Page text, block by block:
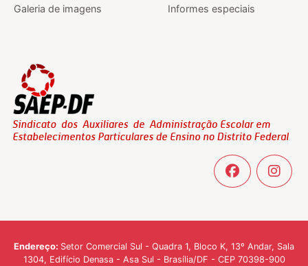
Galeria de imagens
Informes especiais
Endereço: Setor Comercial Sul - Quadra 1, Bloco K, 13º Andar, Sala
1304, Edifício Denasa - Asa Sul - Brasília/DF - CEP 70398-900